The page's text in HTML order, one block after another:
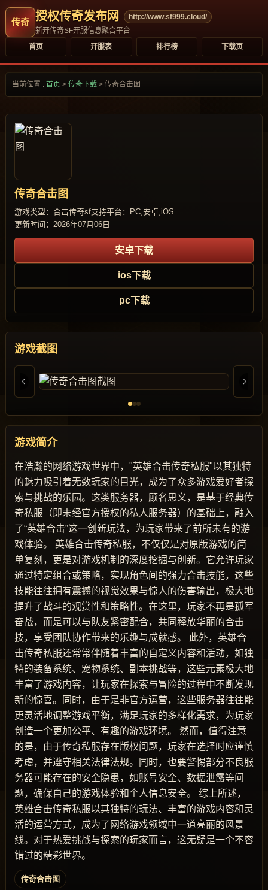
授权传奇发布网
http://www.sf999.cloud/
新开传奇SF开服信息聚合平台
首页
开服表 排行榜 下载页
当前位置 : 首页 > 传奇下载 > 传奇合击图
传奇合击图
游戏类型：合击传奇sf支持平台：PC,安卓,iOS
更新时间：2026年07月06日
安卓下载
ios下载
pc下载
游戏截图
游戏简介
在浩瀚的网络游戏世界中，"英雄合击传奇私服"以其独特
的魅力吸引着无数玩家的目光，成为了众多游戏爱好者探
索与挑战的乐园。这类服务器，顾名思义，是基于经典传
奇私服（即未经官方授权的私人服务器）的基础上，融入
了“英雄合击”这一创新玩法，为玩家带来了前所未有的游
戏体验。 英雄合击传奇私服，不仅仅是对原版游戏的简
单复刻，更是对游戏机制的深度挖掘与创新。它允许玩家
通过特定组合或策略，实现角色间的强力合击技能，这些
技能往往拥有震撼的视觉效果与惊人的伤害输出，极大地
提升了战斗的观赏性和策略性。在这里，玩家不再是孤军
奋战，而是可以与队友紧密配合，共同释放华丽的合击
技，享受团队协作带来的乐趣与成就感。 此外，英雄合
击传奇私服还常常伴随着丰富的自定义内容和活动，如独
特的装备系统、宠物系统、副本挑战等，这些元素极大地
丰富了游戏内容，让玩家在探索与冒险的过程中不断发现
新的惊喜。同时，由于是非官方运营，这些服务器往往能
更灵活地调整游戏平衡，满足玩家的多样化需求，为玩家
创造一个更加公平、有趣的游戏环境。 然而，值得注意
的是，由于传奇私服存在版权问题，玩家在选择时应谨慎
考虑，并遵守相关法律法规。同时，也要警惕部分不良服
务器可能存在的安全隐患，如账号安全、数据泄露等问
题，确保自己的游戏体验和个人信息安全。 综上所述，
英雄合击传奇私服以其独特的玩法、丰富的游戏内容和灵
活的运营方式，成为了网络游戏领域中一道亮丽的风景
线。对于热爱挑战与探索的玩家而言，这无疑是一个不容
错过的精彩世界。
传奇合击图